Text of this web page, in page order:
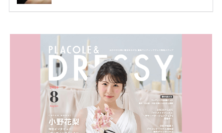
のを形にするのも想い出になります。 上戸彩さん・H
は、HIROさんの お知り合いのデザイナーに頼んだ特
注品とのこと。 ダイヤモンドがたくさん散りばめら
続きを読む